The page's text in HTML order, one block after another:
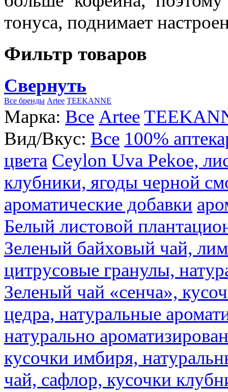
тонуса, поднимает
Фильтр товаров
Свернуть
Все бренды Artee TEEKANNE
Марка: Все Artee
Вид/Вкус: Все 100%
цвета Ceylon Uva Pekoe,
клубники, ягоды черной
ароматические добавки
Белый листовой
Зеленый байховый чай,
цитрусовые гранулы,
Зеленый чай «сенча»,
цедра, натуральные
натурально
кусочки имбиря,
чай, сафлор, кусочки